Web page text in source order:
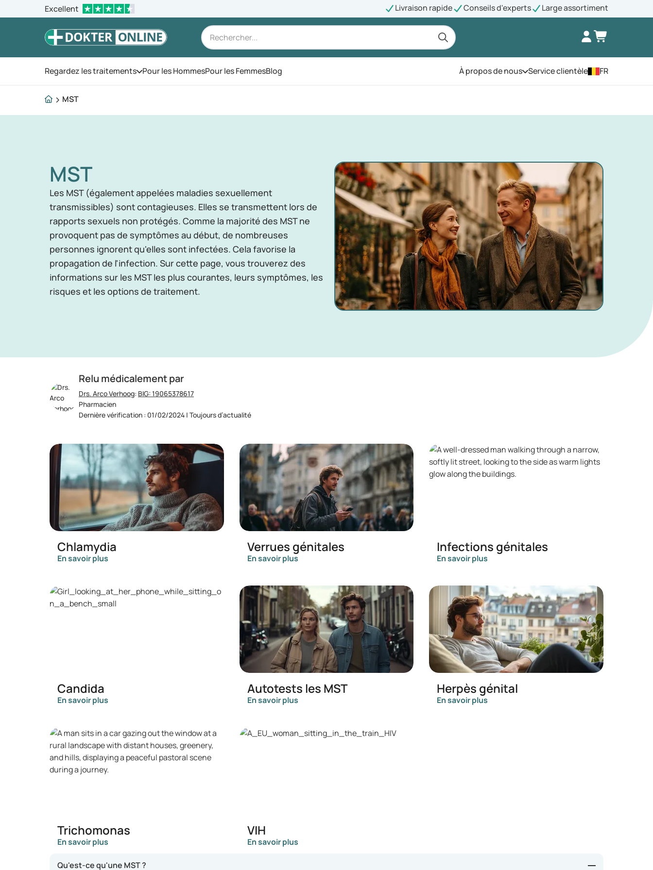
Excellent Livraison rapide Conseils d'experts Large assortiment
Regardez les traitementsOuvrez le menu
Pour les HommesPour les FemmesBlog À propos de nousOuvrez le menu
Service clientèle FR
MST
MST
Les MST (également appelées maladies sexuellement
transmissibles) sont contagieuses. Elles se transmettent lors de
rapports sexuels non protégés. Comme la majorité des MST ne
provoquent pas de symptômes au début, de nombreuses
personnes ignorent qu'elles sont infectées. Cela favorise la
propagation de l'infection. Sur cette page, vous trouverez des
informations sur les MST les plus courantes, leurs symptômes, les
risques et les options de traitement.
Relu médicalement par
Drs. Arco Verhoog: BIG: 19065378617
Pharmacien
Dernière vérification : 01/02/2024 | Toujours d’actualité
Chlamydia
En savoir plus
Verrues génitales
En savoir plus
Infections génitales
En savoir plus
Candida
En savoir plus
Autotests les MST
En savoir plus
Herpès génital
En savoir plus
Trichomonas
En savoir plus
VIH
En savoir plus
Qu'est-ce qu'une MST ?